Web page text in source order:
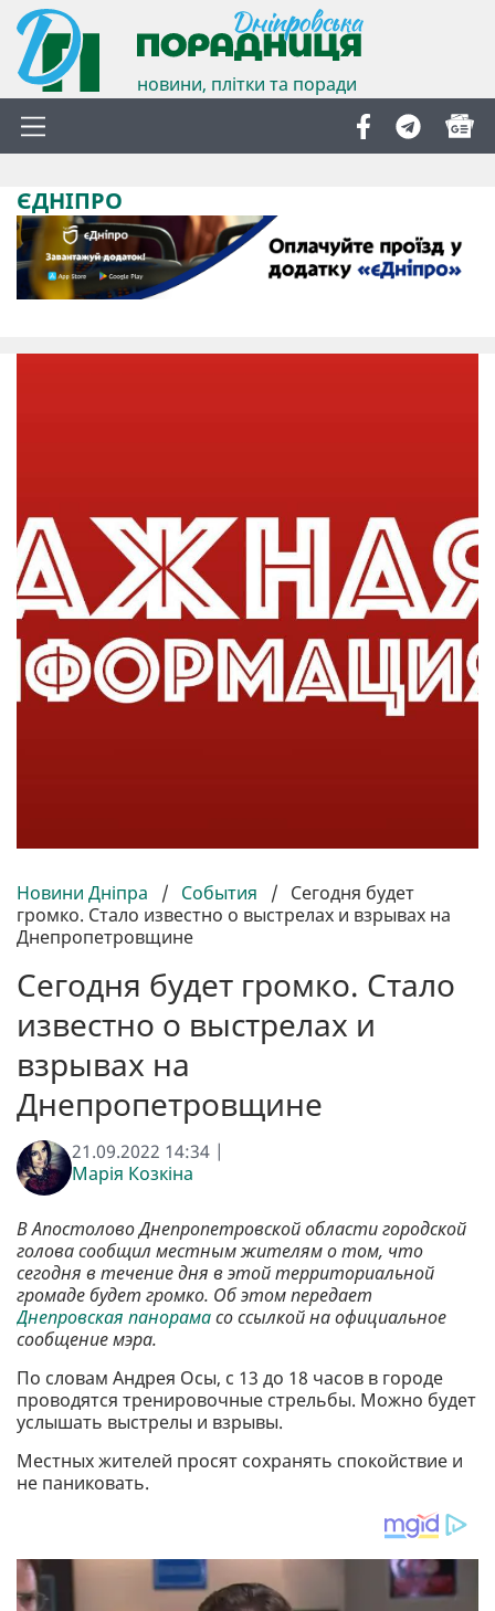
новини, плітки та поради
ЄДНІПРО
Новини Дніпра / События / Сегодня будет
громко. Стало известно о выстрелах и взрывах на
Днепропетровщине
Сегодня будет громко. Стало
известно о выстрелах и
взрывах на
Днепропетровщине
21.09.2022 14:34 |
Марія Козкіна
В Апостолово Днепропетровской области городской
голова сообщил местным жителям о том, что
сегодня в течение дня в этой территориальной
громаде будет громко. Об этом передает
Днепровская панорамасо ссылкой на официальное
сообщение мэра.
По словам Андрея Осы, с 13 до 18 часов в городе
проводятся тренировочные стрельбы. Можно будет
услышать выстрелы и взрывы.
Местных жителей просят сохранять спокойствие и
не паниковать.